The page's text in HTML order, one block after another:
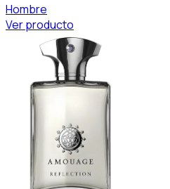
Hombre
Ver producto